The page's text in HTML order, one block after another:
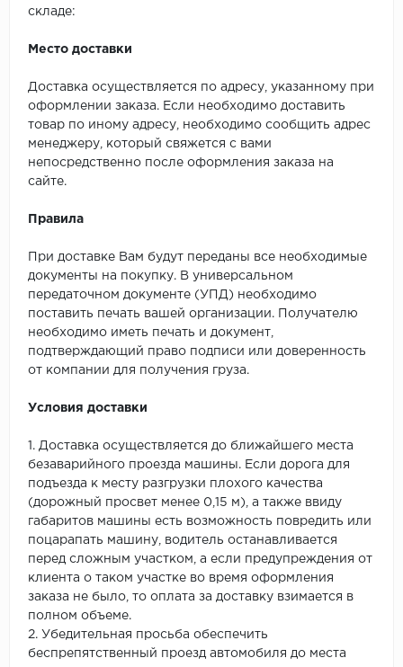
Vinilam
складе:
Место доставки
Доставка осуществляется по адресу, указанному при
оформлении заказа. Если необходимо доставить
товар по иному адресу, необходимо сообщить адрес
менеджеру, который свяжется с вами
непосредственно после оформления заказа на
сайте.
Правила
При доставке Вам будут переданы все необходимые
документы на покупку. В универсальном
передаточном документе (УПД) необходимо
поставить печать вашей организации. Получателю
необходимо иметь печать и документ,
подтверждающий право подписи или доверенность
от компании для получения груза.
Условия доставки
1. Доставка осуществляется до ближайшего места
безаварийного проезда машины. Если дорога для
подъезда к месту разгрузки плохого качества
(дорожный просвет менее 0,15 м), а также ввиду
габаритов машины есть возможность повредить или
поцарапать машину, водитель останавливается
перед сложным участком, а если предупреждения от
клиента о таком участке во время оформления
заказа не было, то оплата за доставку взимается в
полном объеме.
2. Убедительная просьба обеспечить
беспрепятственный проезд автомобиля до места